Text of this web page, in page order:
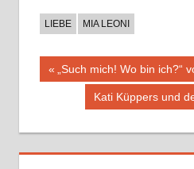
LIEBE MIA LEONI
Vorheriger
Beitrag:
„Such mich! Wo bin ich?“
Nächster
Kati Küppers und